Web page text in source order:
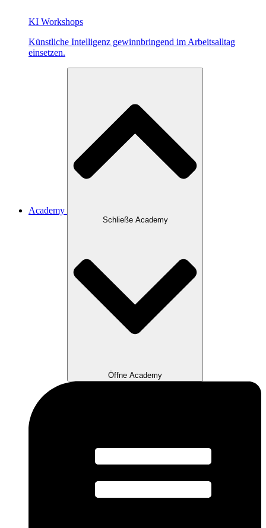
KI Workshops
Künstliche Intelligenz gewinnbringend im Arbeitsalltag
einsetzen.
Academy
Schließe Academy
Öffne Academy